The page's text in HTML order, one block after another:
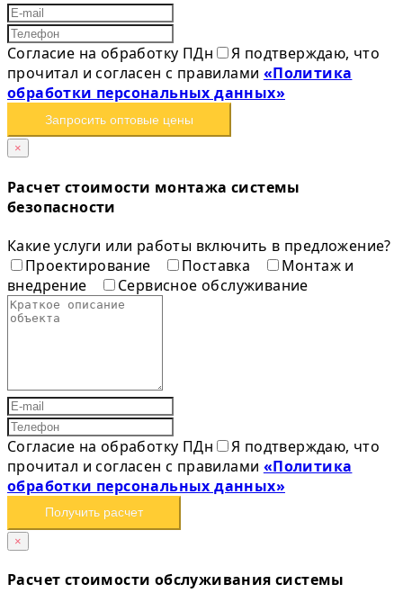
Согласие на обработку ПДн
Я подтверждаю, что
прочитал и согласен с правилами «Политика
обработки персональных данных»
Запросить оптовые цены
×
Расчет стоимости монтажа системы
безопасности
Какие услуги или работы включить в предложение?
Проектирование
Поставка
Монтаж и
внедрение
Сервисное обслуживание
Согласие на обработку ПДн
Я подтверждаю, что
прочитал и согласен с правилами «Политика
обработки персональных данных»
Получить расчет
×
Расчет стоимости обслуживания системы